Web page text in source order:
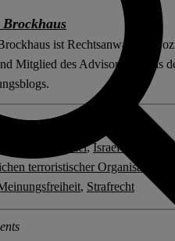
Brockhaus
ist Rechtsanwalt der
Mitglied des Advisory Boards
Israel,Israel-Hamas-
terroristischer Organisationen
, Strafrecht